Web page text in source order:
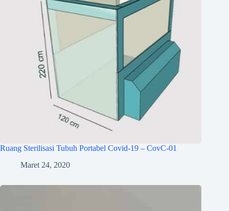
Ruang Sterilisasi Tubuh Portabel Covid-19 – CovC-01
Maret 24, 2020